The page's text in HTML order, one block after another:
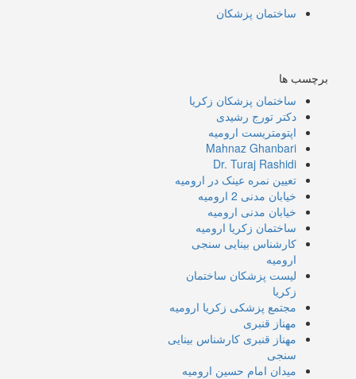
ساختمان پزشکان
برچسب ها
ساختمان پزشکان زکریا
دکتر تورج رشیدی
اپتومتریست ارومیه
Mahnaz Ghanbari
Dr. Turaj Rashidi
تعیین نمره عینک در ارومیه
خیابان مدنی 2 ارومیه
خیابان مدنی ارومیه
ساختمان زکریا ارومیه
کارشناس بینایی سنجی
ارومیه
لیست پزشکان ساختمان
زکریا
مجتمع پزشکی زکریا ارومیه
مهناز قنبری
مهناز قنبری کارشناس بینایی
سنجی
میدان امام حسین ارومیه